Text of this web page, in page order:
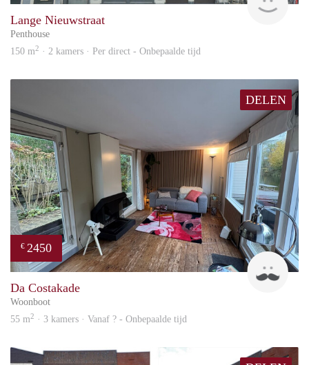
Lange Nieuwstraat
Penthouse
150 m2 · 2 kamers · Per direct - Onbepaalde tijd
DELEN
€ 2450
Da Costakade
Woonboot
55 m2 · 3 kamers · Vanaf ? - Onbepaalde tijd